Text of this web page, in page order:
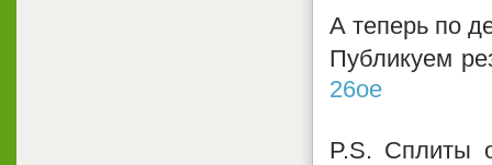
А теперь по
Публикуем
26ое
P.S. Сплиты